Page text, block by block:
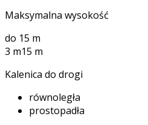
Maksymalna wysokość
do 15 m
3 m15 m
Kalenica do drogi
równoległa
prostopadła